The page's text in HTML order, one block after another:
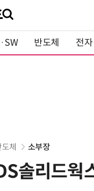
반도체 전자
체 소부장
솔리드웍